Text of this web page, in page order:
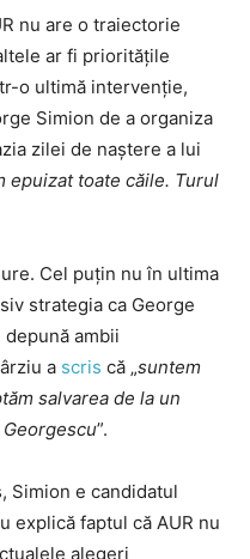
nu are o traiectorie
ar fi prioritățile
o ultimă intervenție,
Simion de a organiza
zilei de naștere a lui
epuizat toate căile. Turul
Cel puțin nu în ultima
strategia ca George
depună ambii
a scris că „suntem
salvarea de la un
”.
Simion e candidatul
explică faptul că AUR nu
alegeri